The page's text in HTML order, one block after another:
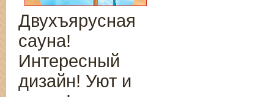
Двухъярусная
сауна!
Интересный
дизайн! Уют и